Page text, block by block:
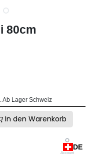
In den Warenkorb
Account
80cm
Ab Lager Schweiz
WARENKORB
DE